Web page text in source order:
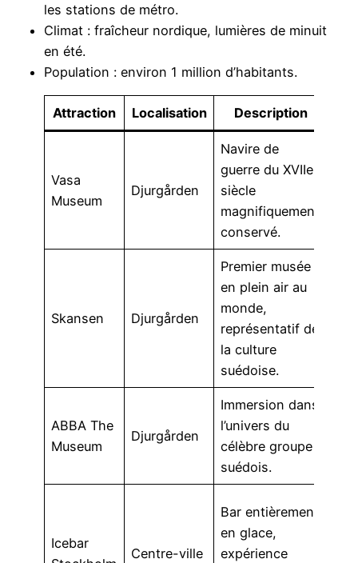
les stations de métro.
Climat : fraîcheur nordique, lumières de minuit
en été.
Population : environ 1 million d’habitants.
Attraction Localisation Description
Vasa
Museum
Djurgården
Navire de
guerre du XVIIe
siècle
magnifiquement
conservé.
Skansen Djurgården
Premier musée
en plein air au
monde,
représentatif de
la culture
suédoise.
ABBA The
Museum
Djurgården
Immersion dans
l’univers du
célèbre groupe
suédois.
Icebar
Centre-ville
Bar entièrement
en glace,
expérience